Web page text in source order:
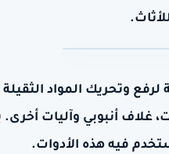
وتحريك المواد
غلاف أنبوبي وآليات
فيه هذه الأدوات.